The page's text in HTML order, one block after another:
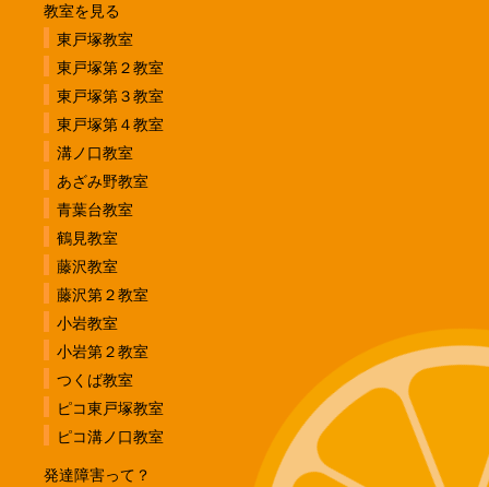
教室を見る
東戸塚教室
東戸塚第２教室
東戸塚第３教室
東戸塚第４教室
溝ノ口教室
あざみ野教室
青葉台教室
鶴見教室
藤沢教室
藤沢第２教室
小岩教室
小岩第２教室
つくば教室
ピコ東戸塚教室
ピコ溝ノ口教室
発達障害って？